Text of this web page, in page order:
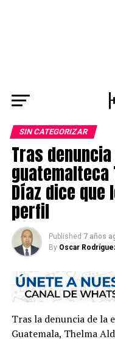
SIN CATEGORIZAR
Tras
guatemalteca
Díaz dice
perfil
Published 7 años
By Oscar
Tras la denuncia de la
Guatemala, Thelma